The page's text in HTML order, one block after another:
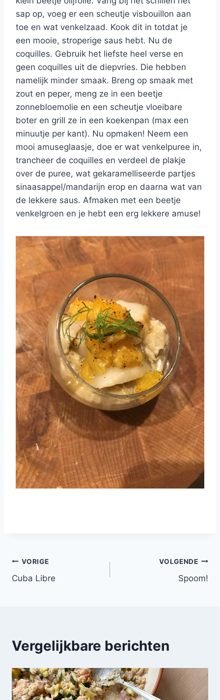
sap op, voeg er een scheutje visbouillon aan
toe en wat venkelzaad. Kook dit in totdat je
een mooie, stroperige saus hebt. Nu de
coquilles. Gebruik het liefste heel verse en
geen coquilles uit de diepvries. Die hebben
namelijk minder smaak. Breng op smaak met
zout en peper, meng ze in een beetje
zonnebloemolie en een scheutje vloeibare
boter en grill ze in een koekenpan (max een
minuutje per kant). Nu opmaken! Neem een
mooi amuseglaasje, doe er wat venkelpuree in,
trancheer de coquilles en verdeel de plakje
over de puree, wat gekaramelliseerde partjes
sinaasappel/mandarijn erop en daarna wat van
de lekkere saus. Afmaken met een beetje
venkelgroen en je hebt een erg lekkere amuse!
Bericht
navigatie
VORIGE
Cuba Libre
VOLGENDE
Spoom!
Vergelijkbare berichten